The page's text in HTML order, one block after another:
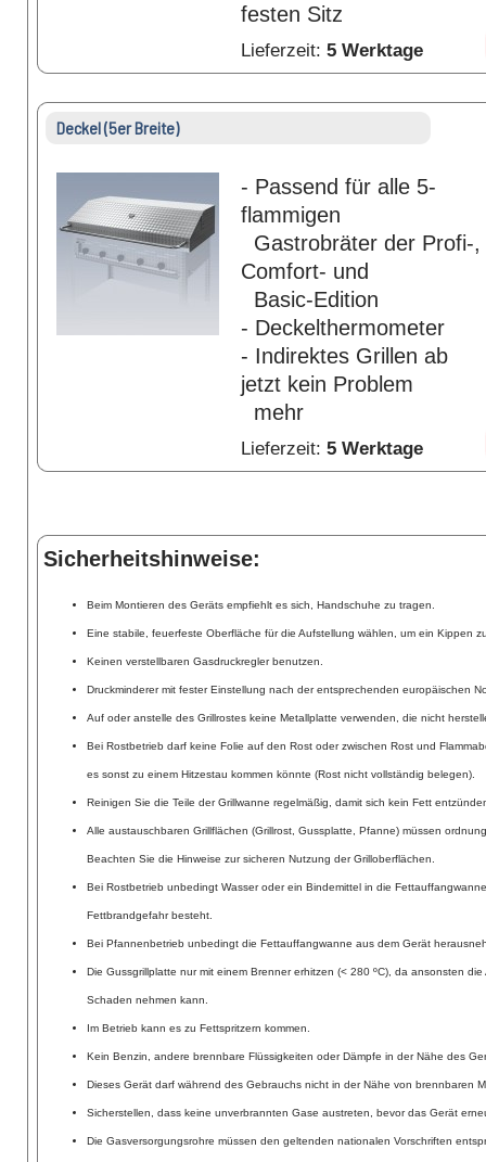
festen Sitz
Lieferzeit: 5 Werktage
Deckel (5er Breite)
- Passend für alle 5-
flammigen
Gastrobräter der Profi-,
Comfort- und
Basic-Edition
- Deckelthermometer
- Indirektes Grillen ab
jetzt kein Problem
mehr
Lieferzeit: 5 Werktage
Sicherheitshinweise:
Beim Montieren des Geräts empfiehlt es sich, Handschuhe zu tragen.
Eine stabile, feuerfeste Oberfläche für die Aufstellung wählen, um ein Kippen
Keinen verstellbaren Gasdruckregler benutzen.
Druckminderer mit fester Einstellung nach der entsprechenden europäischen
Auf oder anstelle des Grillrostes keine Metallplatte verwenden, die nicht
Bei Rostbetrieb darf keine Folie auf den Rost oder zwischen Rost und
es sonst zu einem Hitzestau kommen könnte (Rost nicht vollständig belegen).
Reinigen Sie die Teile der Grillwanne regelmäßig, damit sich kein Fett
Alle austauschbaren Grillflächen (Grillrost, Gussplatte, Pfanne) müssen
Beachten Sie die Hinweise zur sicheren Nutzung der Grilloberflächen.
Bei Rostbetrieb unbedingt Wasser oder ein Bindemittel in die
Fettbrandgefahr besteht.
Bei Pfannenbetrieb unbedingt die Fettauffangwanne aus dem Gerät
Die Gussgrillplatte nur mit einem Brenner erhitzen (< 280 ºC), da ansonsten
Schaden nehmen kann.
Im Betrieb kann es zu Fettspritzern kommen.
Kein Benzin, andere brennbare Flüssigkeiten oder Dämpfe in der Nähe des
Dieses Gerät darf während des Gebrauchs nicht in der Nähe von brennbaren
Sicherstellen, dass keine unverbrannten Gase austreten, bevor das Gerät
Die Gasversorgungsrohre müssen den geltenden nationalen Vorschriften